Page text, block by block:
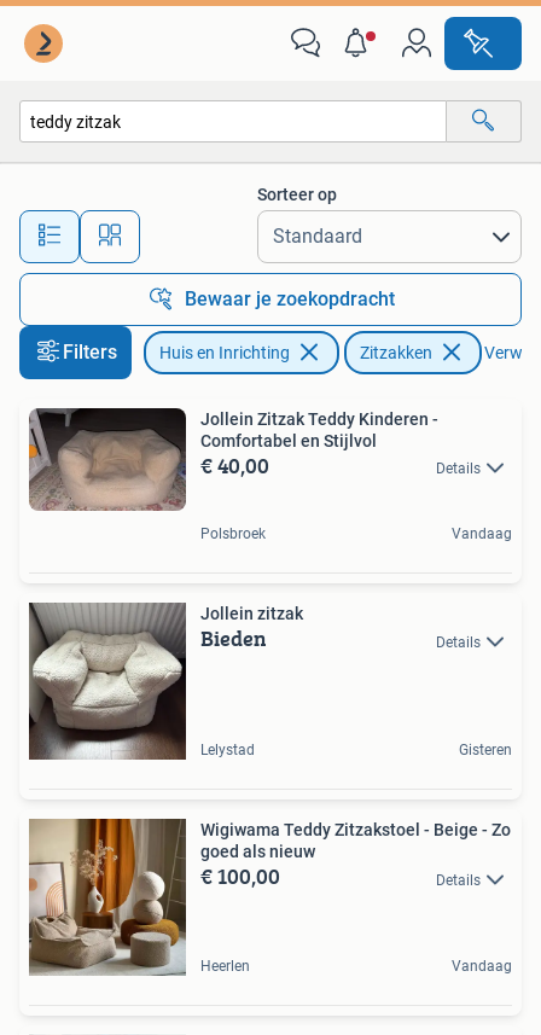
Alle afstanden…
Sorteer op
Bewaar je zoekopdracht
Filters Huis en Inrichting Zitzakken
Jollein Zitzak Teddy Kinderen -
Comfortabel en Stijlvol
€ 40,00 Details
Polsbroek Vandaag
Jollein zitzak
Bieden Details
Lelystad Gisteren
Wigiwama Teddy Zitzakstoel - Beige - Zo
goed als nieuw
€ 100,00 Details
Heerlen Vandaag